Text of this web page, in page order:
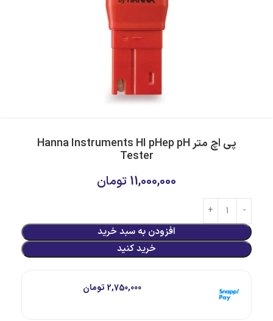
پی اچ متر Hanna Instruments HI pHep pH
Tester
11,000,000 تومان
افزودن به سبد خرید
خرید کنید
2,750,000 تومان